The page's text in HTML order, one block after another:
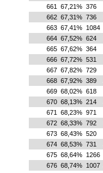
661
67,21% 376
662 67,31% 736
663 67,41% 1084
664 67,52% 624
665 67,62% 364
666 67,72% 531
667 67,82% 729
668 67,92% 389
669 68,02% 618
670 68,13% 214
671
68,23% 971
672 68,33% 792
673 68,43% 520
674 68,53% 731
675 68,64% 1266
676 68,74% 1007